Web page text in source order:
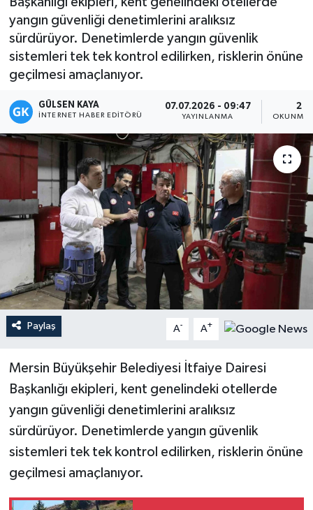
yangın güvenliği denetimlerini aralıksız
sürdürüyor. Denetimlerde yangın güvenlik
sistemleri tek tek kontrol edilirken, risklerin önüne
geçilmesi amaçlanıyor.
GÜLSEN KAYA
İNTERNET HABER EDITÖRÜ
07.07.2026 - 09:47
YAYINLANMA
2
OKUNMA
Paylaş A- A+
Mersin Büyükşehir Belediyesi İtfaiye Dairesi
Başkanlığı ekipleri, kent genelindeki otellerde
yangın güvenliği denetimlerini aralıksız
sürdürüyor. Denetimlerde yangın güvenlik
sistemleri tek tek kontrol edilirken, risklerin önüne
geçilmesi amaçlanıyor.
Kültür - Sanat
Magazin
Mersin Tarihi
Özel Haber
Politika
Resmi İlan
Sağlık
Spor
Teknoloji
Yaşam